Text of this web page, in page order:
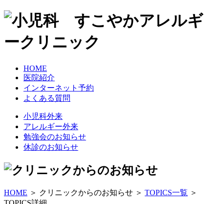
HOME
医院紹介
インターネット予約
よくある質問
小児科外来
アレルギー外来
勉強会のお知らせ
休診のお知らせ
HOME ＞ クリニックからのお知らせ ＞ TOPICS一覧 ＞